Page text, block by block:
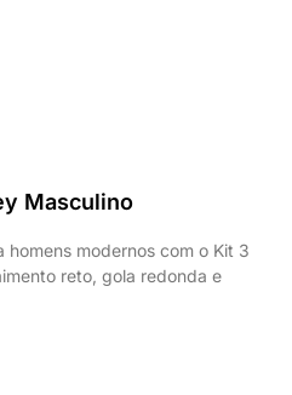
Masculino
modernos com o Kit 3
reto, gola redonda e